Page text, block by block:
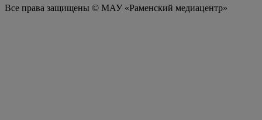
Все права защищены © МАУ «Раменский медиацентр»